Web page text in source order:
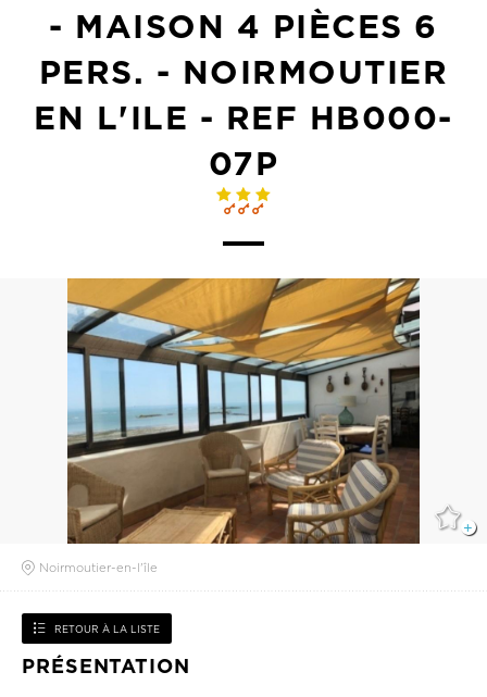
- MAISON 4 PIÈCES 6
PERS. - NOIRMOUTIER
EN L'ILE - REF HB000-
07P
Noirmoutier-en-l'île
RETOUR À LA LISTE
PRÉSENTATION